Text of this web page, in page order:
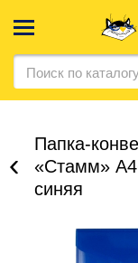
Папка-
«Стамм»
синяя